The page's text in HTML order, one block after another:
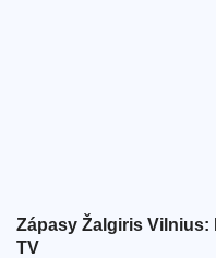
Zápasy Žalgiris
TV